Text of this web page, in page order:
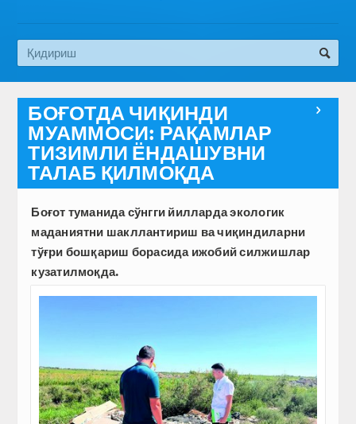
Эко медиа

БОҒОТДА ЧИҚИНДИ
МУАММОСИ: РАҚАМЛАР
ТИЗИМЛИ ЁНДАШУВНИ
ТАЛАБ ҚИЛМОҚДА
Боғот туманида сўнгги йилларда экологик
маданиятни шакллантириш ва чиқиндиларни
тўғри бошқариш борасида ижобий силжишлар
кузатилмоқда.